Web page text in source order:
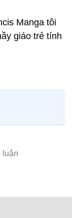
Manga tôi
giáo trẻ tính